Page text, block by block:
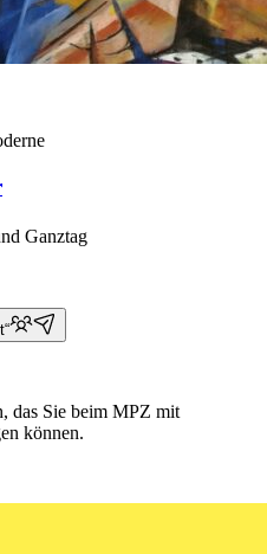
Ganztag
das Sie beim MPZ mit
können.